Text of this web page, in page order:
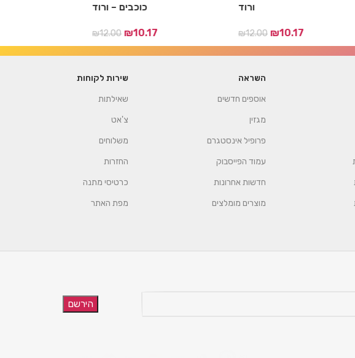
כוכבים – ורוד
₪12.00 ₪10.17
ורוד
₪12.00 ₪10.17
השראה
אוספים חדשים
מגזין
פרופיל אינסטגרם
עמוד הפייסבוק
חדשות אחרונות
מוצרים מומלצים
שירות לקוחות
שאילתות
צ'אט
משלוחים
החזרות
כרטיסי מתנה
מפת האתר
הירשם